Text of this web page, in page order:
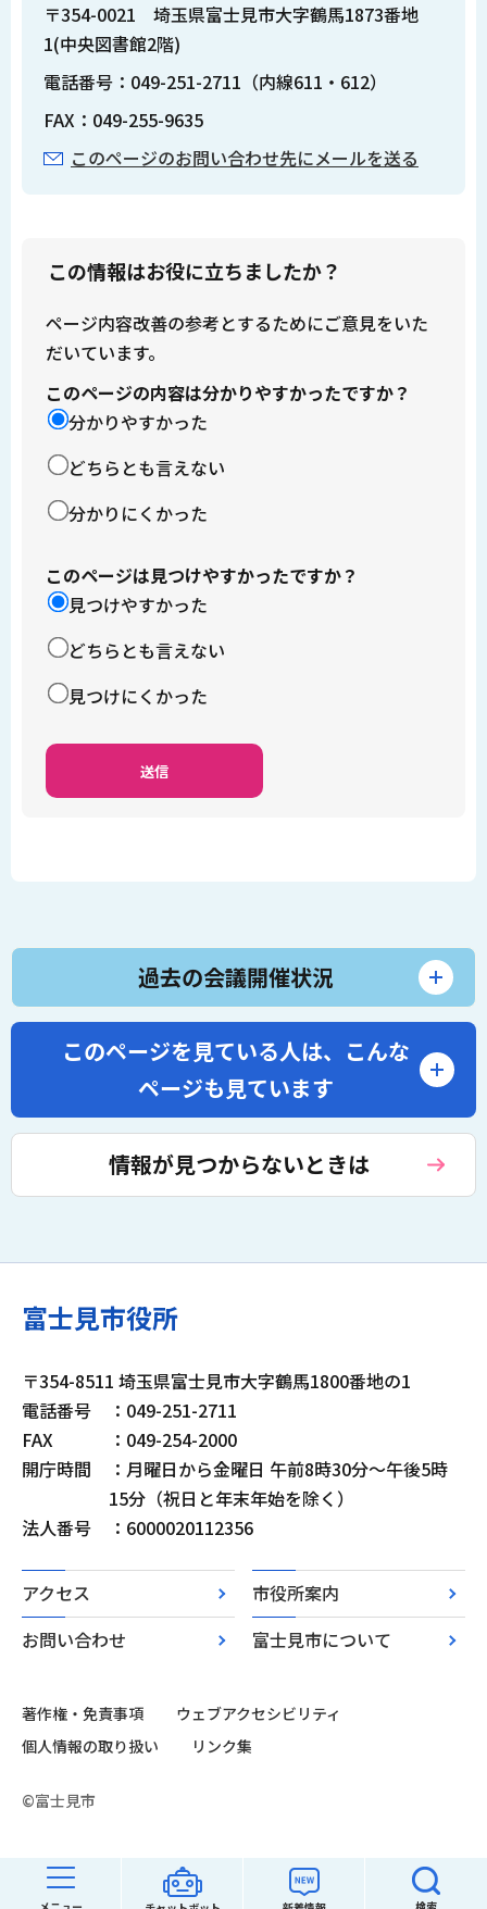
〒354-0021 埼玉県富士見市大字鶴馬1873番地
1(中央図書館2階)
電話番号：049-251-2711（内線611・612）
FAX：049-255-9635
このページのお問い合わせ先にメールを送る
この情報はお役に立ちましたか？
ページ内容改善の参考とするためにご意見をいた
だいています。
このページの内容は分かりやすかったですか？
分かりやすかった
どちらとも言えない
分かりにくかった
このページは見つけやすかったですか？
見つけやすかった
どちらとも言えない
見つけにくかった
過去の会議開催状況
このページを見ている人は、 こんな
ページも見ています
情報が見つからないときは
富士見市役所
〒354-8511 埼玉県富士見市大字鶴馬1800番地の1
電話番号
：049-251-2711
FAX
：049-254-2000
開庁時間
：月曜日から金曜日 午前8時30分～午後5時
15分（祝日と年末年始を除く）
法人番号
：6000020112356
アクセス
市役所案内
お問い合わせ
富士見市について
著作権・免責事項
ウェブアクセシビリティ
個人情報の取り扱い
リンク集
©富士見市